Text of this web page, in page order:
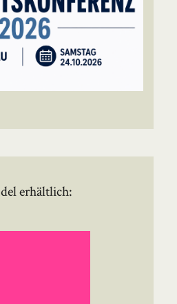
erhältlich: